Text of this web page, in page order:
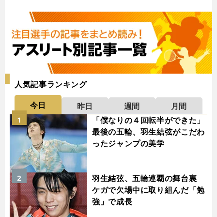
人気記事ランキング
今日 昨日 週間
月間
「僕なりの４回転半ができた」
最後の五輪、羽生結弦がこだわ
ったジャンプの美学
1
羽生結弦、五輪連覇の舞台裏
ケガで欠場中に取り組んだ「勉
強」で成長
2